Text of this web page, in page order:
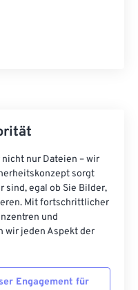
nur Dateien – wir
sorgt
sind, egal ob Sie Bilder,
Mit fortschrittlicher
und
wir jeden Aspekt der
Engagement für